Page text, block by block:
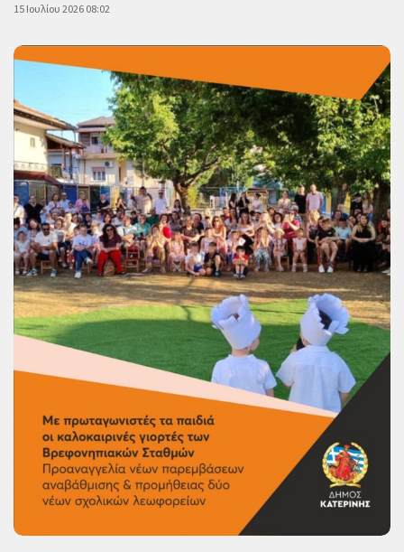
15 Ιουλίου 2026 08:02